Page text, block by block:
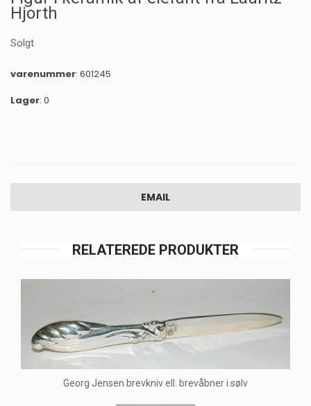
Hjorth
Solgt
varenummer: 601245
Lager: 0
EMAIL
RELATEREDE PRODUKTER
Georg Jensen brevkniv ell. brevåbner i sølv